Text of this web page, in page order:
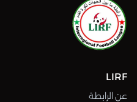
LIRF
عن الرابطة